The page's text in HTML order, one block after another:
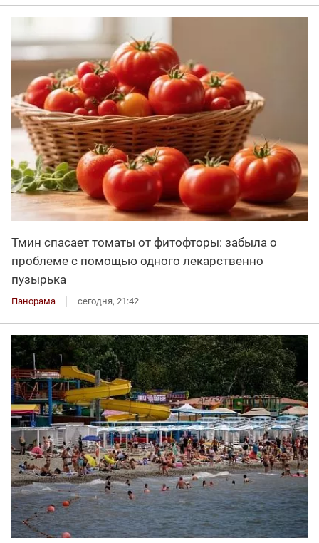
Тмин спасает томаты от фитофторы: забыла о
проблеме с помощью одного лекарственно
пузырька
Панорама сегодня, 21:42